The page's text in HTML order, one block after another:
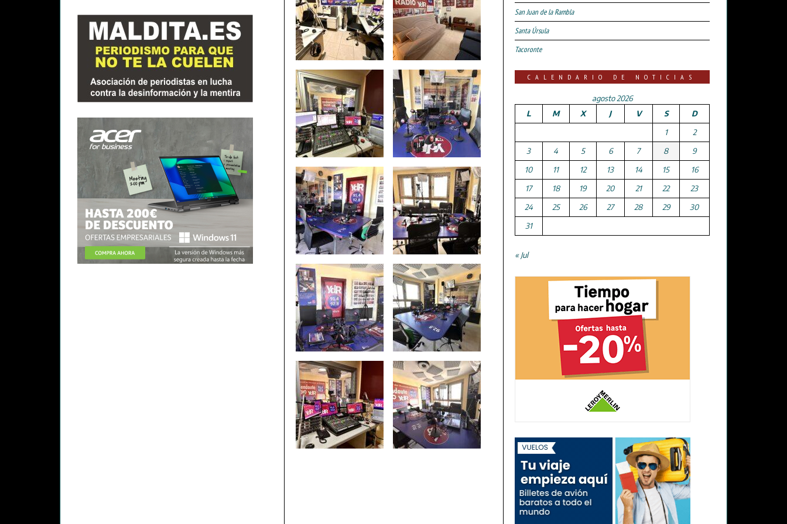
San Juan de la Rambla
Santa Úrsula
Tacoronte
CALENDARIO DE NOTICIAS
agosto 2026
L
M X J V S
D
1
2
3
4 5 6 7 8
9
10
11 12 13 14 15
16
17
18 19 20 21 22
23
24
25 26 27 28 29
30
31
« Jul